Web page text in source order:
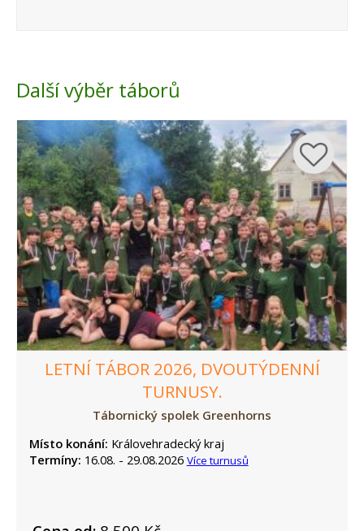
Další výběr táborů
LETNÍ TÁBOR 2026, DVOUTÝDENNÍ
TURNUSY.
Tábornický spolek Greenhorns
Místo konání: Královehradecký kraj
Termíny: 16.08. - 29.08.2026 Více turnusů